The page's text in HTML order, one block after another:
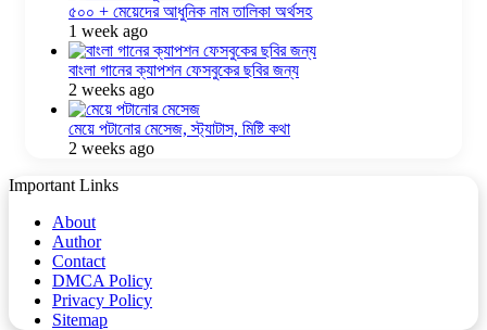
৫০০ + মেয়েদের আধুনিক নাম তালিকা অর্থসহ
1 week ago
বাংলা গানের ক্যাপশন ফেসবুকের ছবির জন্য
2 weeks ago
মেয়ে পটানোর মেসেজ, স্ট্যাটাস, মিষ্টি কথা
2 weeks ago
Important Links
About
Author
Contact
DMCA Policy
Privacy Policy
Sitemap